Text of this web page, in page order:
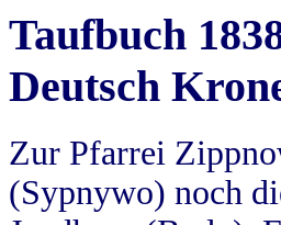
Taufbuch
Deutsch
Zur Pfarrei
(Sypnywo) noch